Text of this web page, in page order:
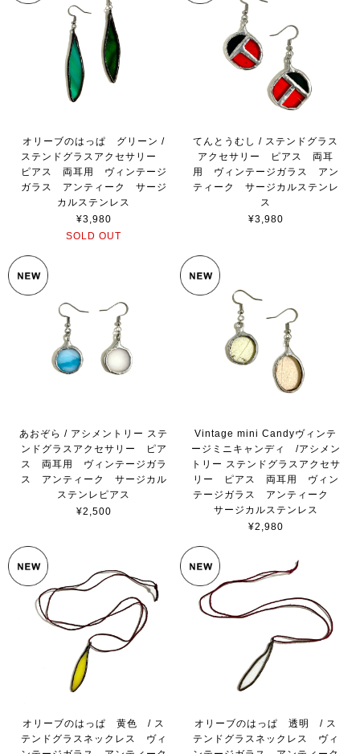
オリーブのはっぱ グリーン /
ステンドグラスアクセサリー
ピアス 両耳用 ヴィンテージ
ガラス アンティーク サージ
カルステンレス
¥3,980
SOLD OUT
てんとうむし / ステンドグラス
アクセサリー ピアス 両耳
用 ヴィンテージガラス アン
ティーク サージカルステンレ
ス
¥3,980
あおぞら / アシメントリー ステ
ンドグラスアクセサリー ピア
ス 両耳用 ヴィンテージガラ
ス アンティーク サージカル
ステンレピアス
¥2,500
Vintage mini Candyヴィンテ
ージミニキャンディ /アシメン
トリー ステンドグラスアクセサ
リー ピアス 両耳用 ヴィン
テージガラス アンティーク
サージカルステンレス
¥2,980
オリーブのはっぱ 黄色 / ス
テンドグラスネックレス ヴィ
オリーブのはっぱ 透明 / ス
テンドグラスネックレス ヴィ